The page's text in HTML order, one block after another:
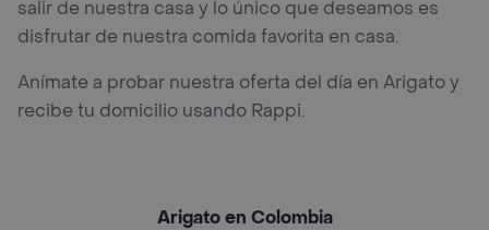
salir de nuestra casa y lo único que deseamos es
disfrutar de nuestra comida favorita en casa.
Anímate a probar nuestra oferta del día en Arigato y
recibe tu domicilio usando Rappi.
Arigato en Colombia